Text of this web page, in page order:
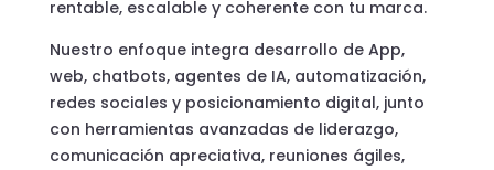
rentable, escalable y coherente con tu marca.
Nuestro enfoque integra desarrollo de App,
web, chatbots, agentes de IA, automatización,
redes sociales y posicionamiento digital, junto
con herramientas avanzadas de liderazgo,
comunicación apreciativa, reuniones ágiles,